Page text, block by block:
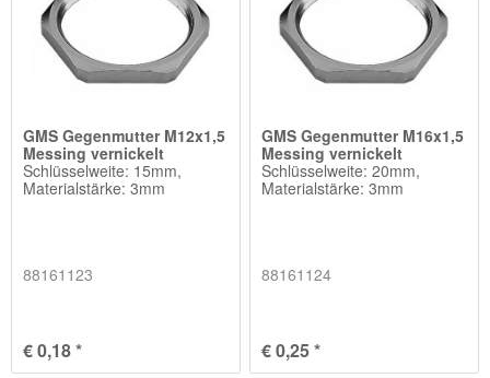
GMS Gegenmutter M12x1,5
Messing vernickelt
Schlüsselweite: 15mm,
Materialstärke: 3mm
88161123
€ 0,18 *
GMS Gegenmutter M16x1,5
Messing vernickelt
Schlüsselweite: 20mm,
Materialstärke: 3mm
88161124
€ 0,25 *